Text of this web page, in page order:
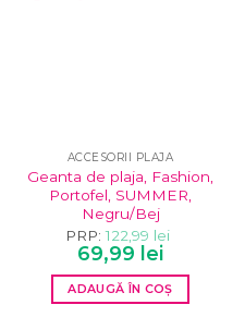
ACCESORII PLAJA
Geanta de plaja, Fashion,
Portofel, SUMMER,
Negru/Bej
PRP: 122,99 lei
Prețul
inițial
a
fost:
122,99 lei.
69,99 leiPrețul
curent
este:
69,99 lei.
ADAUGĂ ÎN COȘ